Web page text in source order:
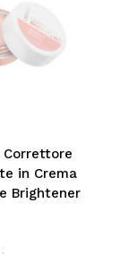
in Crema
Brightener